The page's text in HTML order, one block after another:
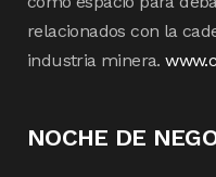
relacionados con la
industria minera.
NOCHE DE